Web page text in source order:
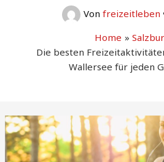
Von freizeitleben
Home
Die besten
Wallersee für jeden